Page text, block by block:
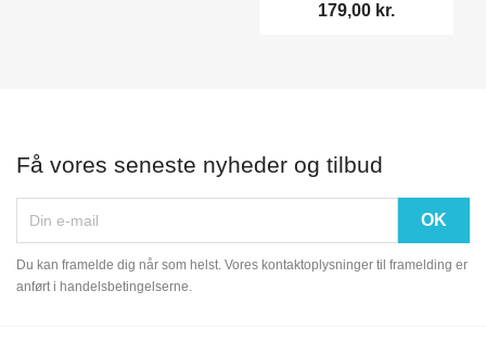
179,00 kr.
Få vores seneste nyheder og tilbud
Du kan framelde dig når som helst. Vores kontaktoplysninger til framelding er
anført i handelsbetingelserne.